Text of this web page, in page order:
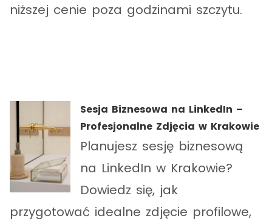
niższej cenie poza godzinami szczytu.
Sesja Biznesowa na LinkedIn –
Profesjonalne Zdjęcia w Krakowie
Planujesz sesję biznesową
na LinkedIn w Krakowie?
Dowiedz się, jak
przygotować idealne zdjęcie profilowe,